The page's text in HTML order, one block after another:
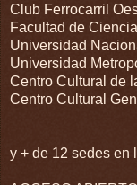
Club Ferrocarril
Facultad de
Universidad
Universidad
Centro Cultural de
Centro Cultural
y + de 12 sedes en